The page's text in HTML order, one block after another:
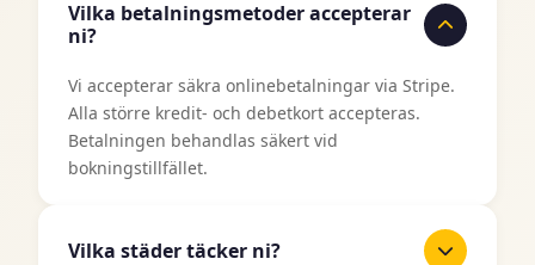
Använd vårt bokningsformulär ovan, ange din
upphämtningsplats och destination, välj datum
och tid, och välj sedan din önskade fordonstyp.
Du får ett omedelbart pris innan du bekräftar din
bokning.
Vilka betalningsmetoder accepterar
ni?
Vi accepterar säkra onlinebetalningar via Stripe.
Alla större kredit- och debetkort accepteras.
Betalningen behandlas säkert vid
bokningstillfället.
Vilka städer täcker ni?